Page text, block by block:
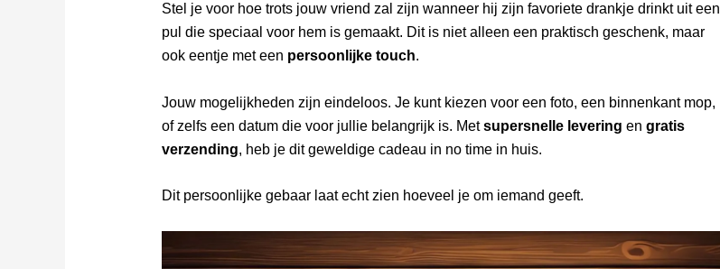
Stel je voor hoe trots jouw vriend zal zijn wanneer hij zijn favoriete drankje drinkt uit een
pul die speciaal voor hem is gemaakt. Dit is niet alleen een praktisch geschenk, maar
ook eentje met een persoonlijke touch.
Jouw mogelijkheden zijn eindeloos. Je kunt kiezen voor een foto, een binnenkant mop,
of zelfs een datum die voor jullie belangrijk is. Metsupersnelle levering en gratis
verzending, heb je dit geweldige cadeau in no time in huis.
Dit persoonlijke gebaar laat echt zien hoeveel je om iemand geeft.